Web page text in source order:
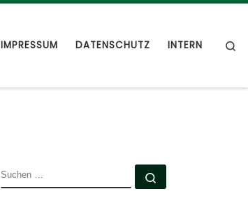
IMPRESSUM DATENSCHUTZ INTERN
SUCHE